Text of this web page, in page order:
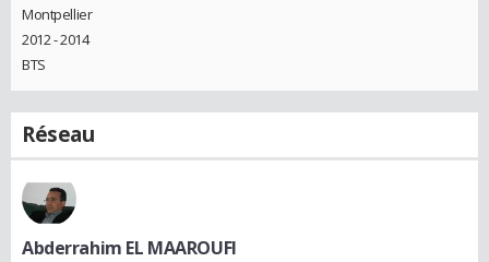
Montpellier
2012 - 2014
BTS
Réseau
Abderrahim EL MAAROUFI